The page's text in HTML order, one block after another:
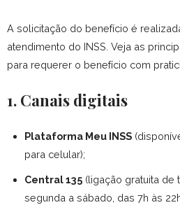
A solicitação do benefício é
atendimento do INSS. Veja as
para requerer o benefício com
1. Canais digitais
Plataforma Meu INSS
para celular);
Central 135 (ligação gratuita de
segunda a sábado, das 7h às